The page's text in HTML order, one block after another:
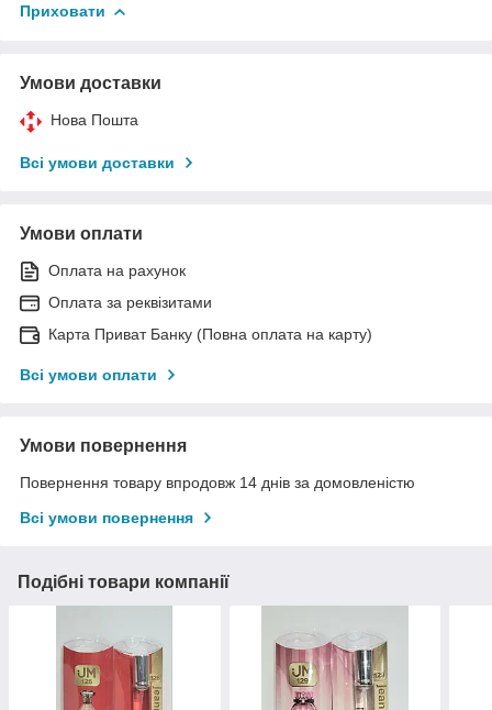
Приховати
Умови доставки
Нова Пошта
Всі умови доставки
Умови оплати
Оплата на рахунок
Оплата за реквізитами
Карта Приват Банку (Повна оплата на карту)
Всі умови оплати
Умови повернення
Повернення товару впродовж 14 днів за домовленістю
Всі умови повернення
Подібні товари компанії